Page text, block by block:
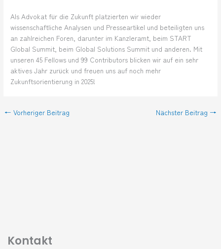
Als Advokat für die Zukunft platzierten wir wieder
wissenschaftliche Analysen und Presseartikel und beteiligten uns
an zahlreichen Foren, darunter im Kanzleramt, beim START
Global Summit, beim Global Solutions Summit und anderen. Mit
unseren 45 Fellows und 99 Contributors blicken wir auf ein sehr
aktives Jahr zurück und freuen uns auf noch mehr
Zukunftsorientierung in 2025!
← Vorheriger Beitrag Nächster Beitrag →
Kontakt